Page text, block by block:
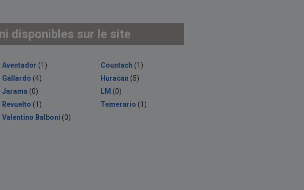
disponibles sur le site
Aventador (1) Countach (1)
Gallardo (4) Huracan (5)
Jarama (0) LM (0)
Revuelto (1) Temerario (1)
Valentino Balboni (0)